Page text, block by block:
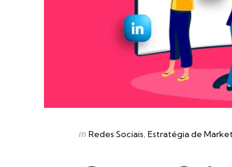
Categories
Posted
in Redes Sociais Estratégia de